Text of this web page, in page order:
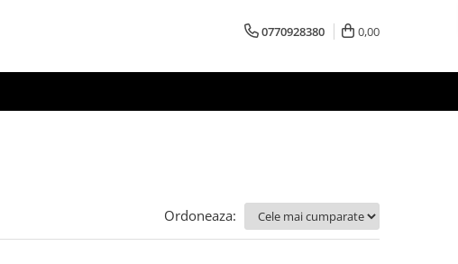
0770928380 0,00
Ordoneaza: